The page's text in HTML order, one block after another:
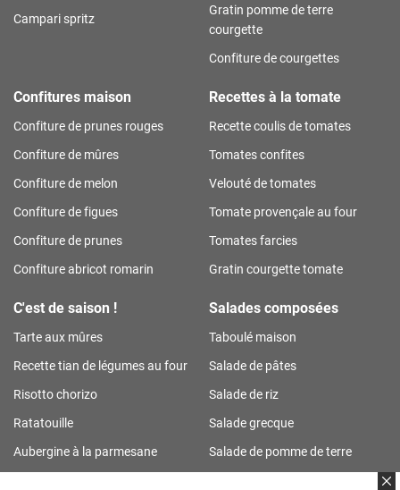
Campari spritz
Gratin pomme de terre
courgette
Confiture de courgettes
Confitures maison
Confiture de prunes rouges
Confiture de mûres
Confiture de melon
Confiture de figues
Confiture de prunes
Confiture abricot romarin
Recettes à la tomate
Recette coulis de tomates
Tomates confites
Velouté de tomates
Tomate provençale au four
Tomates farcies
Gratin courgette tomate
C'est de saison !
Tarte aux mûres
Recette tian de légumes au four
Risotto chorizo
Ratatouille
Aubergine à la parmesane
Salades composées
Taboulé maison
Salade de pâtes
Salade de riz
Salade grecque
Salade de pomme de terre